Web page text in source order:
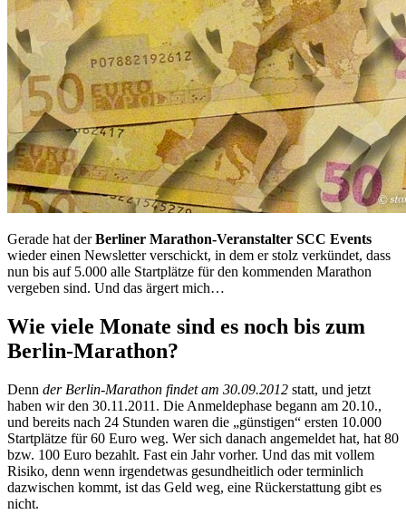
Gerade hat derBerliner Marathon-Veranstalter SCC Events
wieder einen Newsletter verschickt, in dem er stolz verkündet, dass
nun bis auf 5.000 alle Startplätze für den kommenden Marathon
vergeben sind. Und das ärgert mich…
Wie viele Monate sind es noch bis zum
Berlin-Marathon?
Denn der Berlin-Marathon findet am 30.09.2012 statt, und jetzt
haben wir den 30.11.2011. Die Anmeldephase begann am 20.10.,
und bereits nach 24 Stunden waren die „günstigen“ ersten 10.000
Startplätze für 60 Euro weg. Wer sich danach angemeldet hat, hat 80
bzw. 100 Euro bezahlt. Fast ein Jahr vorher. Und das mit vollem
Risiko, denn wenn irgendetwas gesundheitlich oder terminlich
dazwischen kommt, ist das Geld weg, eine Rückerstattung gibt es
nicht.